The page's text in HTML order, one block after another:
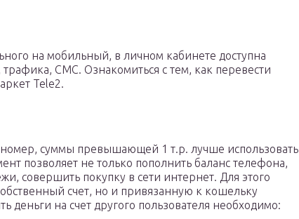
на мобильный, в личном кабинете доступна
СМС. Ознакомиться с тем, как перевести
Tele2.
суммы превышающей 1 т.р. лучше использовать
позволяет не только пополнить баланс телефона,
совершить покупку в сети интернет. Для этого
счет, но и привязанную к кошельку
деньги на счет другого пользователя необходимо: